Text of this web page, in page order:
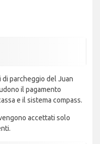
parcheggio del Juan
il pagamento
e il sistema compass.
accettati solo